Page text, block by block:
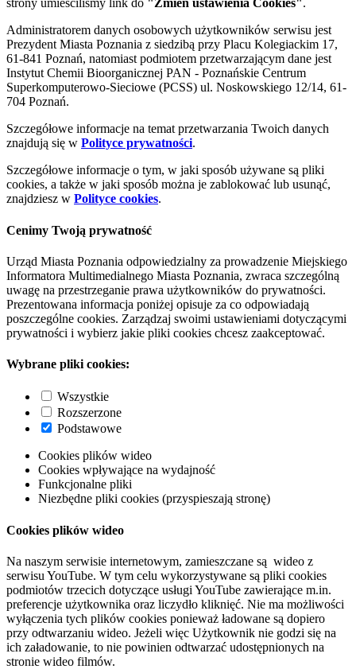
strony umieściliśmy link do "Zmień ustawienia Cookies".
Administratorem danych osobowych użytkowników serwisu jest
Prezydent Miasta Poznania z siedzibą przy Placu Kolegiackim 17,
61-841 Poznań, natomiast podmiotem przetwarzającym dane jest
Instytut Chemii Bioorganicznej PAN - Poznańskie Centrum
Superkomputerowo-Sieciowe (PCSS) ul. Noskowskiego 12/14, 61-
704 Poznań.
Szczegółowe informacje na temat przetwarzania Twoich danych
znajdują się w Polityce prywatności.
Szczegółowe informacje o tym, w jaki sposób używane są pliki
cookies, a także w jaki sposób można je zablokować lub usunąć,
znajdziesz w Polityce cookies.
Cenimy Twoją prywatność
Urząd Miasta Poznania odpowiedzialny za prowadzenie Miejskiego
Informatora Multimedialnego Miasta Poznania, zwraca szczególną
uwagę na przestrzeganie prawa użytkowników do prywatności.
Prezentowana informacja poniżej opisuje za co odpowiadają
poszczególne cookies. Zarządzaj swoimi ustawieniami dotyczącymi
prywatności i wybierz jakie pliki cookies chcesz zaakceptować.
Wybrane pliki cookies:
Wszystkie
Rozszerzone
Podstawowe
Cookies plików wideo
Cookies wpływające na wydajność
Funkcjonalne pliki
Niezbędne pliki cookies (przyspieszają stronę)
Cookies plików wideo
Na naszym serwisie internetowym, zamieszczane są wideo z
serwisu YouTube. W tym celu wykorzystywane są pliki cookies
podmiotów trzecich dotyczące usługi YouTube zawierające m.in.
preferencje użytkownika oraz liczydło kliknięć. Nie ma możliwości
wyłączenia tych plików cookies ponieważ ładowane są dopiero
przy odtwarzaniu wideo. Jeżeli więc Użytkownik nie godzi się na
ich załadowanie, to nie powinien odtwarzać udostępnionych na
stronie wideo filmów.